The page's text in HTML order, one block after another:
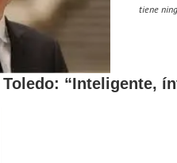
tiene
“Inteligente,